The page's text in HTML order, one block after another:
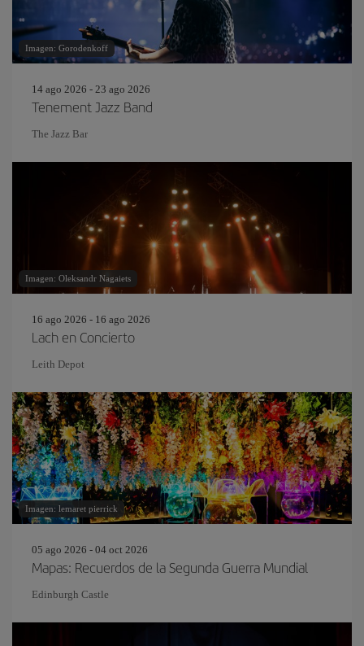
Imagen: Gorodenkoff
14 ago 2026 - 23 ago 2026
Tenement Jazz Band
The Jazz Bar
Imagen: Oleksandr Nagaiets
16 ago 2026 - 16 ago 2026
Lach en Concierto
Leith Depot
Imagen: lemaret pierrick
05 ago 2026 - 04 oct 2026
Mapas: Recuerdos de la Segunda Guerra Mundial
Edinburgh Castle